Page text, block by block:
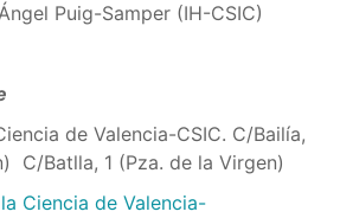
Puig-Samper (IH-CSIC)
de Valencia-CSIC. C/Bailía,
C/Batlla, 1 (Pza. de la Virgen)
Ciencia de Valencia-